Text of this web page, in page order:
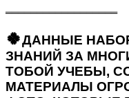
══════════════════
🍀ДАННЫЕ
ЗНАНИЙ ЗА
ТОБОЙ УЧЕБЫ,
МАТЕРИАЛЫ